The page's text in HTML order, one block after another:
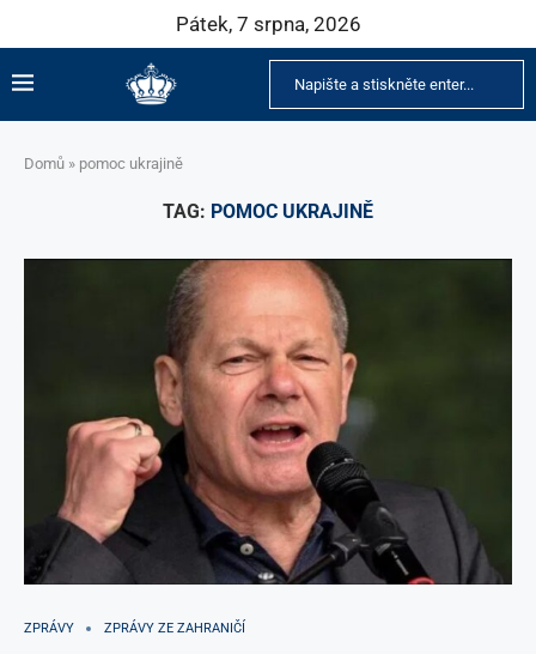
Pátek, 7 srpna, 2026
Domů » pomoc ukrajině
TAG: POMOC UKRAJINĚ
ZPRÁVY ZPRÁVY ZE ZAHRANIČÍ